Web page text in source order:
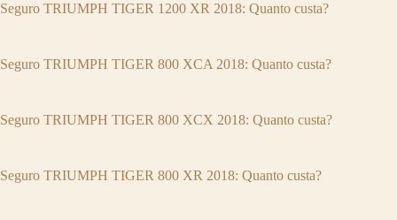
Seguro TRIUMPH TIGER 1200 XR 2018: Quanto custa?
Seguro TRIUMPH TIGER 800 XCA 2018: Quanto custa?
Seguro TRIUMPH TIGER 800 XCX 2018: Quanto custa?
Seguro TRIUMPH TIGER 800 XR 2018: Quanto custa?